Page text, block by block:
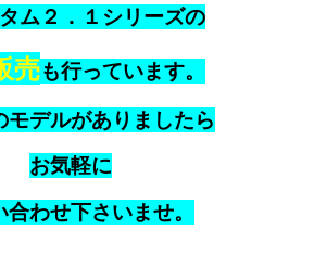
ム２．１シリーズの
売も行っています。
モデルがありましたら
お気軽に
合わせ下さいませ。